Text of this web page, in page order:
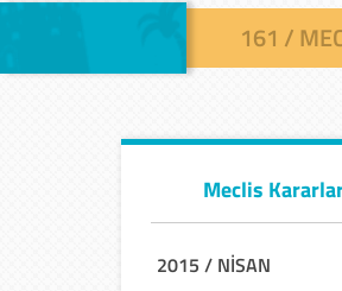
161 /
Meclis
2015 / NİSAN